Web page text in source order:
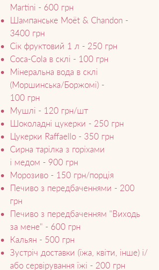
Martini - 600 грн
Шампанське Moët & Chandon -
3400 грн
Сік фруктовий 1 л - 250 грн
Coca-Cola в склі - 100 грн
Мінеральна вода в склі
(Моршинська/Боржомі) -
100 грн
Мушлі - 120 грн/шт
Шоколадні цукерки - 250 грн
Цукерки Raffaello - 350 грн
Сирна тарілка з горіхами
і медом - 900 грн
Морозиво - 150 грн/порція
Печиво з передбаченнями - 200
грн
Печиво з передбаченням "Виходь
за мене" - 600 грн
Кальян - 500 грн
Зустріч доставки (їжа, квіти, інше) і/
або сервірування їжі - 200 грн